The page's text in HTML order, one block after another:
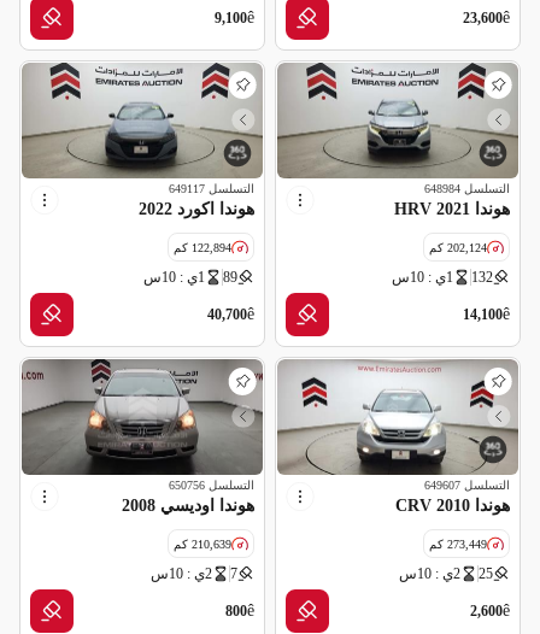
ê
23,600
ê
9,100
التسلسل 648984
هوندا HRV 2021
202,124 كم
132 1ي : 10س
ê
14,100
التسلسل 649117
هوندا اكورد 2022
122,894 كم
89 1ي : 10س
ê
40,700
التسلسل 649607
هوندا CRV 2010
273,449 كم
25 2ي : 10س
ê
2,600
التسلسل 650756
هوندا اوديسي 2008
210,639 كم
7 2ي : 10س
ê
800